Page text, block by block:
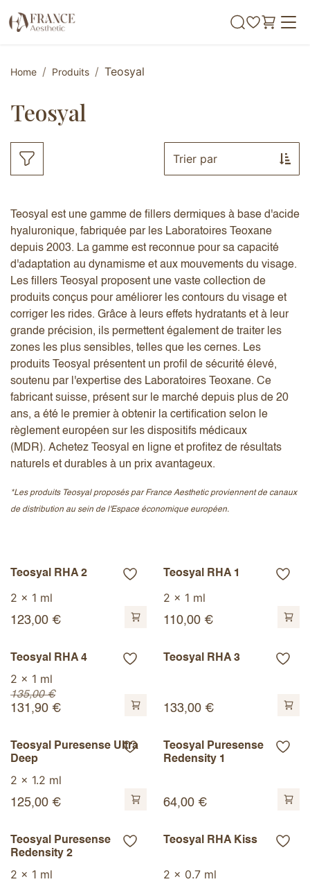
Home Produits Teosyal
Teosyal
Trier par
Teosyal est une gamme de fillers dermiques à base d'acide
hyaluronique, fabriquée par les Laboratoires Teoxane
depuis 2003. La gamme est reconnue pour sa capacité
d'adaptation au dynamisme et aux mouvements du visage.
Les fillers Teosyal proposent une vaste collection de
produits conçus pour améliorer les contours du visage et
corriger les rides. Grâce à leurs effets hydratants et à leur
grande précision, ils permettent également de traiter les
zones les plus sensibles, telles que les cernes. Les
produits Teosyal présentent un profil de sécurité élevé,
soutenu par l'expertise des Laboratoires Teoxane. Ce
fabricant suisse, présent sur le marché depuis plus de 20
ans, a été le premier à obtenir la certification selon le
règlement européen sur les dispositifs médicaux
(MDR). Achetez Teosyal en ligne et profitez de résultats
naturels et durables à un prix avantageux.
*Les produits Teosyal proposés par France Aesthetic proviennent de canaux
de distribution au sein de l'Espace économique européen.
Teosyal RHA 2
2 x 1 ml
123,00 €
Teosyal RHA 1
2 x 1 ml
110,00 €
Teosyal RHA 4
2 x 1 ml
135,00€
131,90 €
Teosyal RHA 3
133,00 €
Teosyal Puresense Ultra
Deep
2 x 1.2 ml
125,00 €
Teosyal Puresense
Redensity 1
64,00 €
Teosyal Puresense
Redensity 2
2 x 1 ml
Teosyal RHA Kiss
2 x 0.7 ml